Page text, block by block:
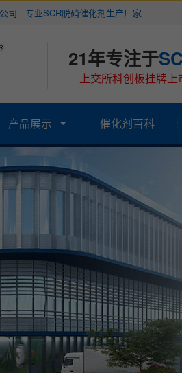
司 - 专业SCR脱硝催化剂生产厂家
21年专注于
上交所科创板挂牌
产品展示 催化剂百科